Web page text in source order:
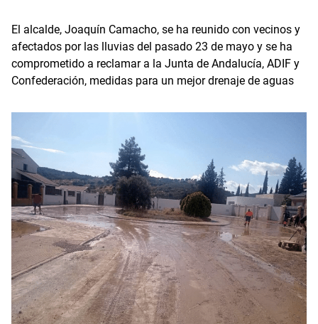
El alcalde, Joaquín Camacho, se ha reunido con vecinos y
afectados por las lluvias del pasado 23 de mayo y se ha
comprometido a reclamar a la Junta de Andalucía, ADIF y
Confederación, medidas para un mejor drenaje de aguas